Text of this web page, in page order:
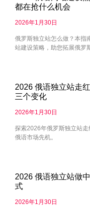
都在抢什么机会
2026年1月30日
俄罗斯独立站怎么做？本指
站建设策略，助您拓展俄罗
2026 俄语独立站走
三个变化
2026年1月30日
探索2026年俄罗斯独立站
俄语市场先机。
2026 俄语独立站做
式
2026年1月30日